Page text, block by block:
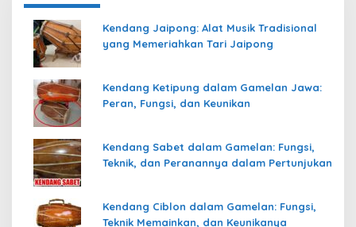
Kendang Jaipong: Alat Musik Tradisional
yang Memeriahkan Tari Jaipong
Kendang Ketipung dalam Gamelan Jawa:
Peran, Fungsi, dan Keunikan
Kendang Sabet dalam Gamelan: Fungsi,
Teknik, dan Peranannya dalam Pertunjukan
Kendang Ciblon dalam Gamelan: Fungsi,
Teknik Memainkan, dan Keunikanya